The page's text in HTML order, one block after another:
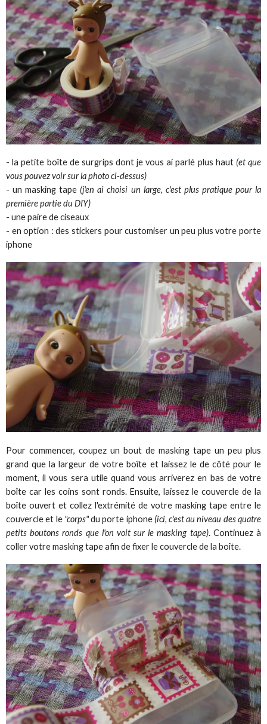
- la petite boîte de surgrips dont je vous ai parlé plus haut (et que
vous pouvez voir sur la photo ci-dessus)
- un masking tape (j'en ai choisi un large, c'est plus pratique pour la
première partie du DIY)
- une paire de ciseaux
- en option : des stickers pour customiser un peu plus votre porte
iphone
Pour commencer, coupez un bout de masking tape un peu plus
grand que la largeur de votre boîte et laissez le de côté pour le
moment, il vous sera utile quand vous arriverez en bas de votre
boîte car les coins sont ronds. Ensuite, laissez le couvercle de la
boîte ouvert et collez l'extrémité de votre masking tape entre le
couvercle et le "corps"du porte iphone(ici, c'est au niveau des quatre
petits boutons ronds que l'on voit sur le masking tape). Continuez à
coller votre masking tape afin de fixer le couvercle de la boîte.